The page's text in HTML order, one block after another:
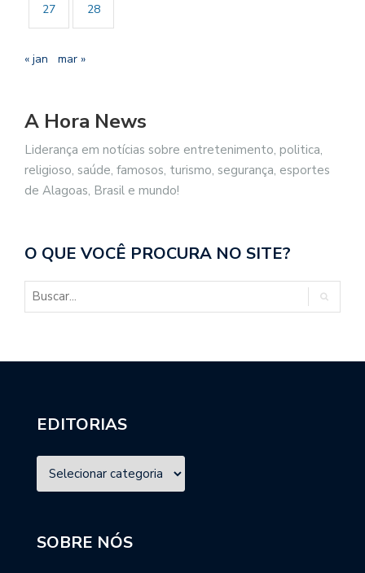
27 28
« jan mar »
A Hora News
Liderança em notícias sobre entretenimento, politica,
religioso, saúde, famosos, turismo, segurança, esportes
de Alagoas, Brasil e mundo!
O QUE VOCÊ PROCURA NO SITE?
EDITORIAS
SOBRE NÓS